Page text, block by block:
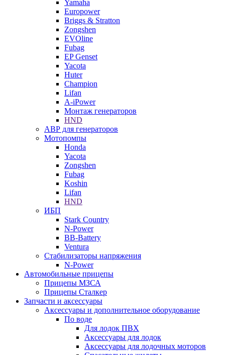
Yamaha
Europower
Briggs & Stratton
Zongshen
EVOline
Fubag
EP Genset
Yacota
Huter
Champion
Lifan
A-iPower
Монтаж генераторов
HND
АВР для генераторов
Мотопомпы
Honda
Yacota
Zongshen
Fubag
Koshin
Lifan
HND
ИБП
Stark Country
N-Power
BB-Battery
Ventura
Стабилизаторы напряжения
N-Power
Автомобильные прицепы
Прицепы МЗСА
Прицепы Сталкер
Запчасти и аксессуары
Аксессуары и дополнительное оборудование
По воде
Для лодок ПВХ
Аксессуары для лодок
Аксессуары для лодочных моторов